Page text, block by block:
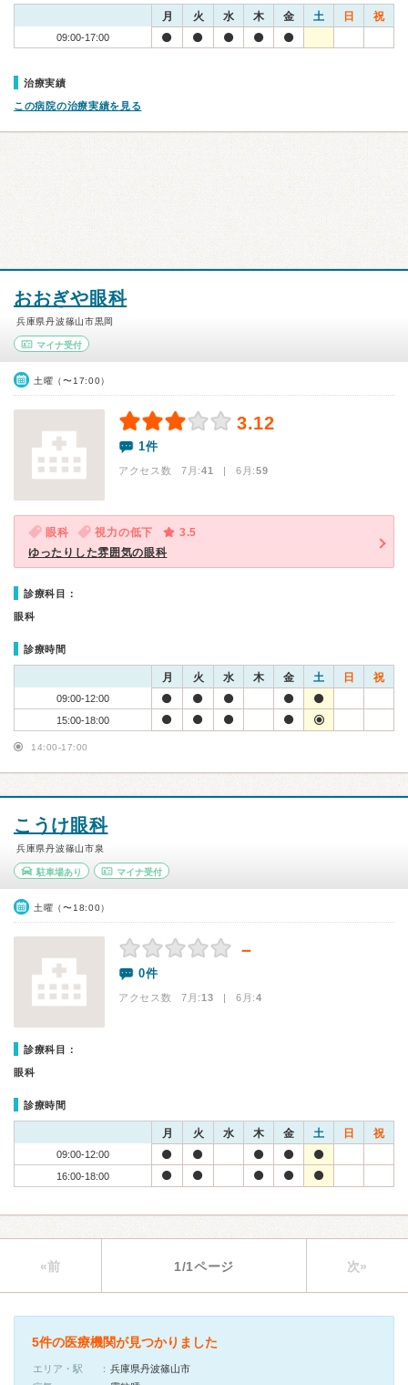
月 火 水 木 金 土 日 祝
09:00-17:00
治療実績
この病院の治療実績を見る
おおぎや眼科
兵庫県丹波篠山市黒岡
マイナ受付
土曜（〜17:00）
3.12
1件
アクセス数 7月:41 | 6月:59
眼科 視力の低下
3.5
ゆったりした雰囲気の眼科
診療科目：
眼科
診療時間
月 火 水 木 金 土 日 祝
09:00-12:00
15:00-18:00
14:00-17:00
こうけ眼科
兵庫県丹波篠山市泉
駐車場あり マイナ受付
土曜（〜18:00）
－
0件
アクセス数 7月:13 | 6月:4
診療科目：
眼科
診療時間
月 火 水 木 金 土 日 祝
09:00-12:00
16:00-18:00
«前 1/1ページ 次»
5件の医療機関が見つかりました
エリア・駅
兵庫県丹波篠山市